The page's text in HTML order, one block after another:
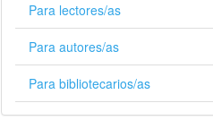
Para lectores/as
Para autores/as
Para bibliotecarios/as